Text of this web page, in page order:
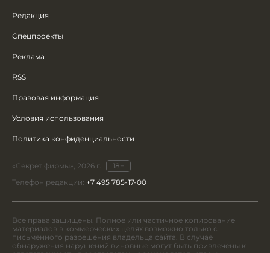
Редакция
Спецпроекты
Реклама
RSS
Правовая информация
Условия использования
Политика конфиденциальности
«Секрет фирмы», 2026 г.
18+
Телефон редакции: +7 495 785-17-00
Все права защищены. Полное или частичное копирование
материалов в коммерческих целях возможно только с
письменного разрешения владельца сайта. В случае
обнаружения нарушений виновные могут быть привлечены к